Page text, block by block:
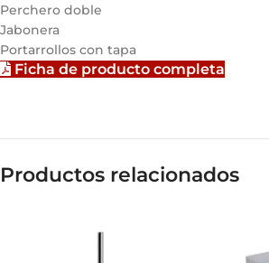
Perchero doble
Jabonera
Portarrollos con tapa
Ficha de producto completa
Productos relacionados